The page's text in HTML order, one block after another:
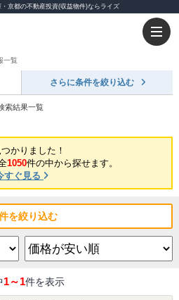
京都の不動産投資(収益物件)ならライズ
一覧
さらに条件を絞り込む
索結果一覧
かりました！
1050件の中から探せます。
すぐ見る
を絞り込む
1～1件を表示